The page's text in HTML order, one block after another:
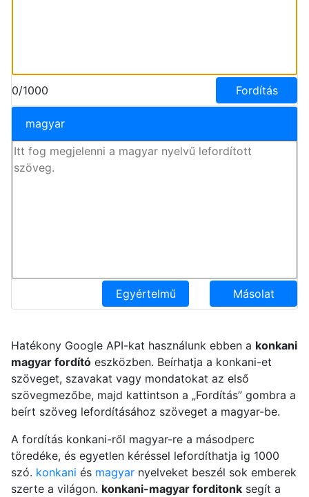
0/1000 Fordítás
magyar
Egyértelmű Másolat
Hatékony Google API-kat használunk ebben a konkani
magyar fordítóeszközben. Beírhatja a konkani-et
szöveget, szavakat vagy mondatokat az első
szövegmezőbe, majd kattintson a „Fordítás” gombra a
beírt szöveg lefordításához szöveget a magyar-be.
A fordítás konkani-ről magyar-re a másodperc
töredéke, és egyetlen kéréssel lefordíthatja ig 1000
szó. konkani és magyarnyelveket beszél sok emberek
szerte a világon. konkani-magyar forditonksegít a